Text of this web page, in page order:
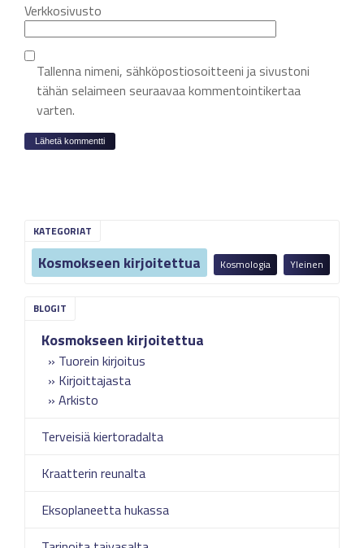
KATEGORIAT
Kosmokseen kirjoitettua Kosmologia Yleinen
Kosmokseen kirjoitettua
Tuorein kirjoitus
Kirjoittajasta
Arkisto
Terveisiä kiertoradalta
Kraatterin reunalta
Eksoplaneetta hukassa
Verkkosivusto
Tallenna nimeni, sähköpostiosoitteeni ja sivustoni
tähän selaimeen seuraavaa kommentointikertaa
varten.